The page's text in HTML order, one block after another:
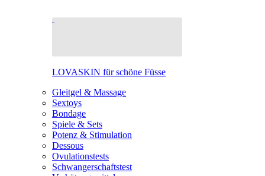
LOVASKIN für schöne Füsse
Gleitgel & Massage
Sextoys
Bondage
Spiele & Sets
Potenz & Stimulation
Dessous
Ovulationstests
Schwangerschaftstest